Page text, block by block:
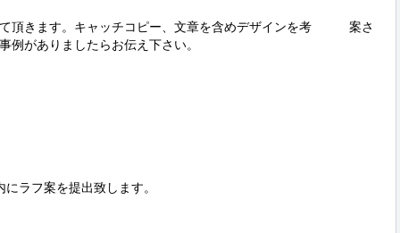
きます。キャッチコピー、文章を含めデザインを考　　　案さ
例がありましたらお伝え下さい。
ラフ案を提出致します。